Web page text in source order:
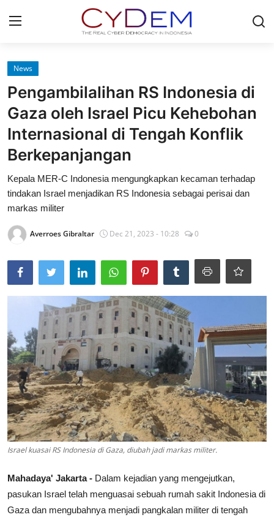
Home
Contact
News
Redaksi
Politik
Olahraga
Nasional
News
Pengambilalihan RS Indonesia di
Gaza oleh Israel Picu Kehebohan
Internasional di Tengah Konflik
Berkepanjangan
Kepala MER-C Indonesia mengungkapkan kecaman terhadap
tindakan Israel menjadikan RS Indonesia sebagai perisai dan
markas militer
Averroes Gibraltar Dec 21, 2023 - 10:28 0
Israel kuasai RS Indonesia di Gaza, diubah jadi markas militer.
Mahadaya' Jakarta - Dalam kejadian yang mengejutkan,
pasukan Israel telah menguasai sebuah rumah sakit Indonesia di
Gaza dan mengubahnya menjadi pangkalan militer di tengah